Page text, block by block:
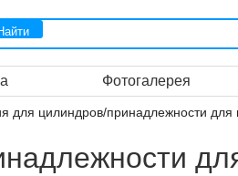
Фотогалерея
для цилиндров/принадлежности для